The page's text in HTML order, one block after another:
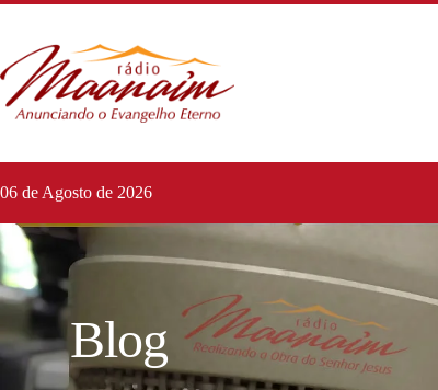
06 de Agosto de 2026
Blog